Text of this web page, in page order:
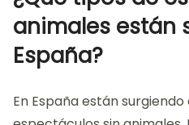
animales están
España?
En España están